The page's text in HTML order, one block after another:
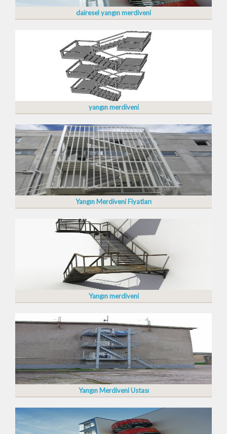
dairesel yangın merdiveni
yangın merdiveni
Yangın Merdiveni Fiyatları
Yangın merdiveni
Yangın Merdiveni Ustası